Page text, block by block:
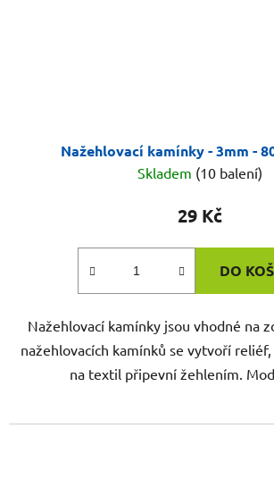
Nažehlovací kamínky - 3mm -
Skladem (10 balení)
29 Kč
DO
Nažehlovací kamínky jsou vhodné na
nažehlovacích kamínků se vytvoří
na textil připevní žehlením.